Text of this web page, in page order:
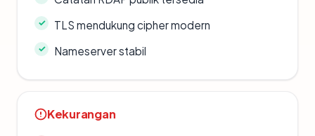
TLS mendukung cipher modern
Nameserver stabil
Kekurangan